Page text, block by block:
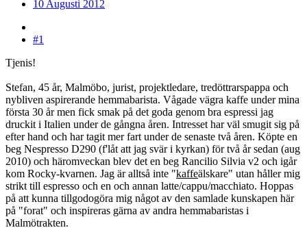
10 Augusti 2012
#1
Tjenis!
Stefan, 45 år, Malmöbo, jurist, projektledare, tredöttrarspappa och
nybliven aspirerande hemmabarista. Vågade vägra kaffe under mina
första 30 år men fick smak på det goda genom bra espressi jag
druckit i Italien under de gångna åren. Intresset har väl smugit sig på
efter hand och har tagit mer fart under de senaste två åren. Köpte en
beg Nespresso D290 (f'låt att jag svär i kyrkan) för två år sedan (aug
2010) och häromveckan blev det en beg Rancilio Silvia v2 och igår
kom Rocky-kvarnen. Jag är alltså inte "kaffeälskare" utan håller mig
strikt till espresso och en och annan latte/cappu/macchiato. Hoppas
på att kunna tillgodogöra mig något av den samlade kunskapen här
på "forat" och inspireras gärna av andra hemmabaristas i
Malmötrakten.